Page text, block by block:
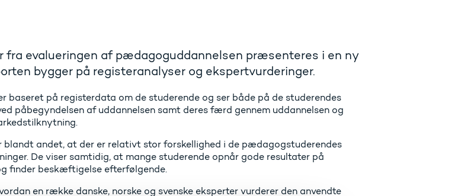
fra evalueringen af pædagoguddannelsen præsenteres i en ny
bygger på registeranalyser og ekspertvurderinger.
baseret på registerdata om de studerende og ser både på de studerendes
påbegyndelsen af uddannelsen samt deres færd gennem uddannelsen og
blandt andet, at der er relativt stor forskellighed i de pædagogstuderendes
De viser samtidig, at mange studerende opnår gode resultater på
finder beskæftigelse efterfølgende.
en række danske, norske og svenske eksperter vurderer den anvendte